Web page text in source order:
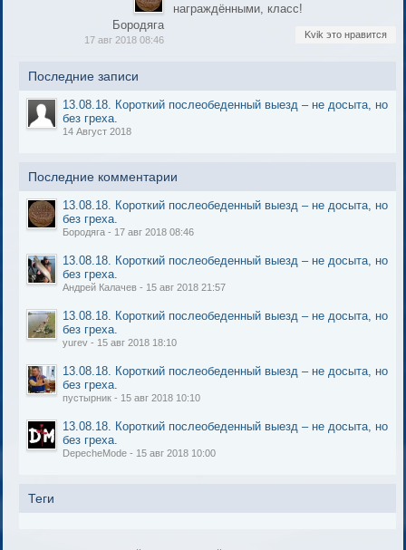
Бородяга
17 авг 2018 08:46
награждёнными, класс!
Kvik это нравится
Последние записи
13.08.18. Короткий послеобеденный выезд – не досыта, но
без греха.
14 Август 2018
Последние комментарии
13.08.18. Короткий послеобеденный выезд – не досыта, но
без греха.
Бородяга - 17 авг 2018 08:46
13.08.18. Короткий послеобеденный выезд – не досыта, но
без греха.
Андрей Калачев - 15 авг 2018 21:57
13.08.18. Короткий послеобеденный выезд – не досыта, но
без греха.
yurev - 15 авг 2018 18:10
13.08.18. Короткий послеобеденный выезд – не досыта, но
без греха.
пустырник - 15 авг 2018 10:10
13.08.18. Короткий послеобеденный выезд – не досыта, но
без греха.
DepecheMode - 15 авг 2018 10:00
Теги